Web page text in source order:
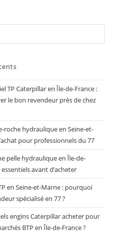
TP Caterpillar en Île-de-France :
le bon revendeur près de chez
roche hydraulique en Seine-et-
pour professionnels du 77
pelle hydraulique en Île-de-
avant d’acheter
en Seine-et-Marne : pourquoi
spécialisé en 77 ?
engins Caterpillar acheter pour
BTP en Île-de-France ?